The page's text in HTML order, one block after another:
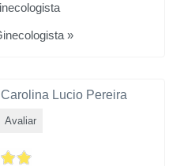
»
Lucio Pereira
Avaliar